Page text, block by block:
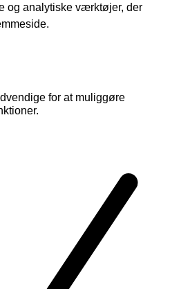
og analytiske værktøjer, der
for at muliggøre